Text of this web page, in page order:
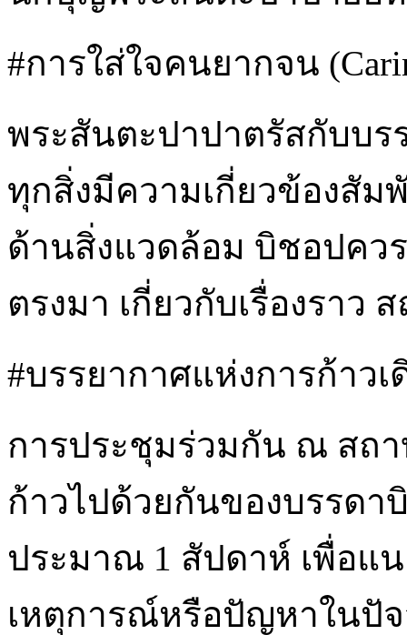
#การใส่ใจคนยากจน
พระสันตะปาปาตรัสกับบ
ทุกสิ่งมีความเกี่ยวข้องสัม
ด้านสิ่งแวดล้อม บิชอปคว
ตรงมา เกี่ยวกับเรื่องรา
#บรรยากาศแห่งการก้าวเ
การประชุมร่วมกัน ณ สถ
ก้าวไปด้วยกันของบรรด
ประมาณ 1 สัปดาห์ เพื่อแ
เหตุการณ์หรือปัญหาในปั